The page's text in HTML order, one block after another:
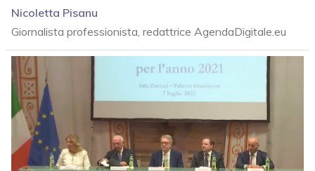
Nicoletta Pisanu
Giornalista professionista, redattrice AgendaDigitale.eu